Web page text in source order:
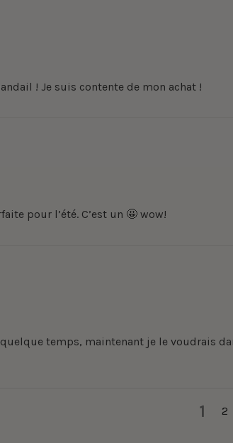
! Je suis contente de mon achat !
pour l’été. C’est un 🤩 wow!
quelque temps, maintenant je le voudrais
1 2